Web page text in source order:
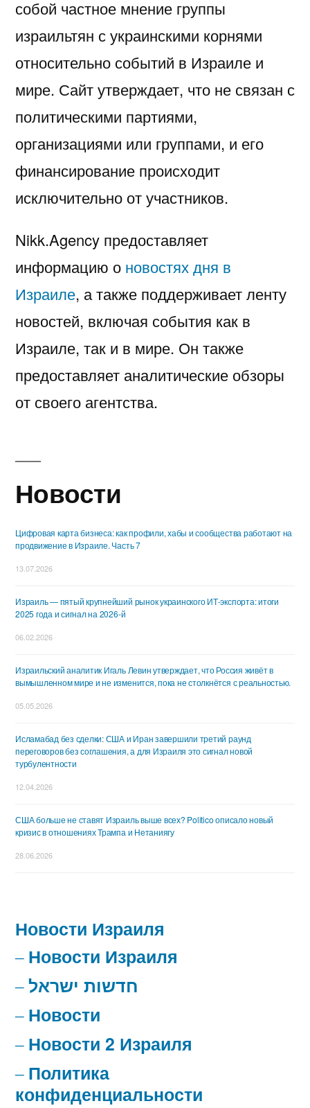
собой частное мнение группы
израильтян с украинскими корнями
относительно событий в Израиле и
мире. Сайт утверждает, что не связан с
политическими партиями,
организациями или группами, и его
финансирование происходит
исключительно от участников.
Nikk.Agency предоставляет
информацию о новостях дня в
Израиле, а также поддерживает ленту
новостей, включая события как в
Израиле, так и в мире. Он также
предоставляет аналитические обзоры
от своего агентства.
Новости
Цифровая карта бизнеса: как профили, хабы и сообщества работают на
продвижение в Израиле. Часть 7
13.07.2026
Израиль — пятый крупнейший рынок украинского ИТ-экспорта: итоги
2025 года и сигнал на 2026-й
06.02.2026
Израильский аналитик Игаль Левин утверждает, что Россия живёт в
вымышленном мире и не изменится, пока не столкнётся с реальностью.
05.05.2026
Исламабад без сделки: США и Иран завершили третий раунд
переговоров без соглашения, а для Израиля это сигнал новой
турбулентности
12.04.2026
США больше не ставят Израиль выше всех? Politico описало новый
кризис в отношениях Трампа и Нетаниягу
28.06.2026
Новости Израиля
Новости Израиля
חדשות ישראל
Новости
Новости 2 Израиля
Политика
конфиденциальности